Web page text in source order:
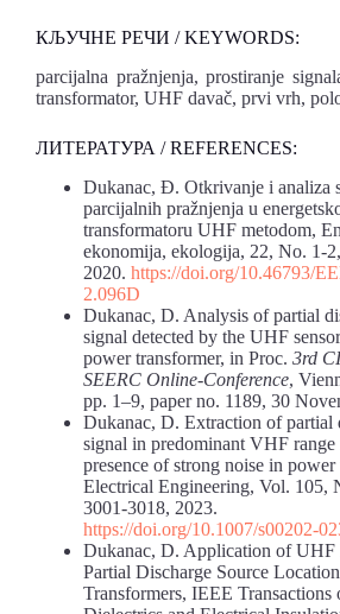
КЉУЧНЕ РЕЧИ / KEYWORDS:
parcijalna pražnjenja, prostiranje
transformator, UHF davač, prvi vrh,
ЛИТЕРАТУРА / REFERENCES:
Dukanac, Đ. Otkrivanje i analiza
parcijalnih pražnjenja u
transformatoru UHF metodom,
ekonomija, ekologija, 22, No. 1-
2020. https://doi.org/10.46793/
2.096D
Dukanac, D. Analysis of partial
signal detected by the UHF
power transformer, in Proc. 3rd
SEERC Online-Conference,
pp. 1–9, paper no. 1189, 30
Dukanac, D. Extraction of partial
signal in predominant VHF range
presence of strong noise in power
Electrical Engineering, Vol. 105,
3001-3018, 2023.
https://doi.org/10.1007/s00202-
Dukanac, D. Application of UHF
Partial Discharge Source
Transformers, IEEE Transactions